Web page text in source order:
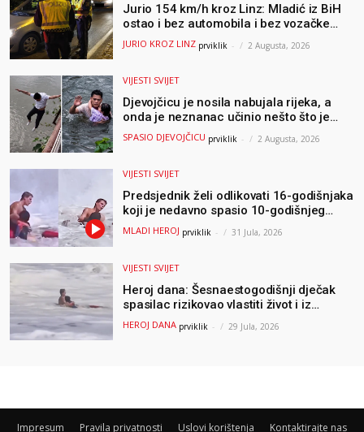
Jurio 154 km/h kroz Linz: Mladić iz BiH
ostao i bez automobila i bez vozačke
dozvole
JURIO KROZ LINZ prviklik - 2 Augusta, 2026
VIJESTI SVIJET
Djevojčicu je nosila nabujala rijeka, a
onda je neznanac učinio nešto što je
mnoge ostavilo bez riječi
SPASIO DJEVOJČICU prviklik - 2 Augusta, 2026
VIJESTI SVIJET
Predsjednik želi odlikovati 16-godišnjaka
koji je nedavno spasio 10-godišnjeg
dječaka iz smrtonosnih valova
MLADI HEROJ prviklik - 31 Jula, 2026
VIJESTI SVIJET
Heroj dana: Šesnaestogodišnji dječak
spasilac rizikovao vlastiti život i iz
ogromnih valova spasio 10-godišnjeg
dječaka
HEROJ DANA prviklik - 29 Jula, 2026
Impresum Pravila privatnosti Uslovi korištenja Kontaktirajte nas